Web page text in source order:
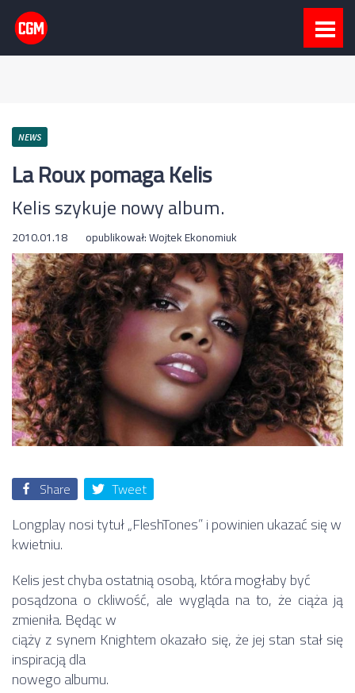
NEWS
La Roux pomaga Kelis
Kelis szykuje nowy album.
2010.01.18 opublikował:Wojtek Ekonomiuk
Share Tweet
Longplay nosi tytuł „FleshTones” i powinien ukazać się w
kwietniu.
Kelis jest chyba ostatnią osobą, która mogłaby być
posądzona o ckliwość, ale wygląda na to, że ciąża ją
zmieniła. Będąc w
ciąży z synem Knightem okazało się, że jej stan stał się
inspiracją dla
nowego albumu.